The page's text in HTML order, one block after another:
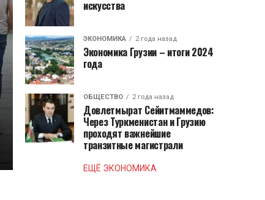
искусства
ЭКОНОМИКА 2 года назад
Экономика Грузии – итоги 2024
года
ОБЩЕСТВО 2 года назад
Довлетмырат Сейитмаммедов:
Через Туркменистан и Грузию
проходят важнейшие
транзитные магистрали
ЕЩЁ ЭКОНОМИКА